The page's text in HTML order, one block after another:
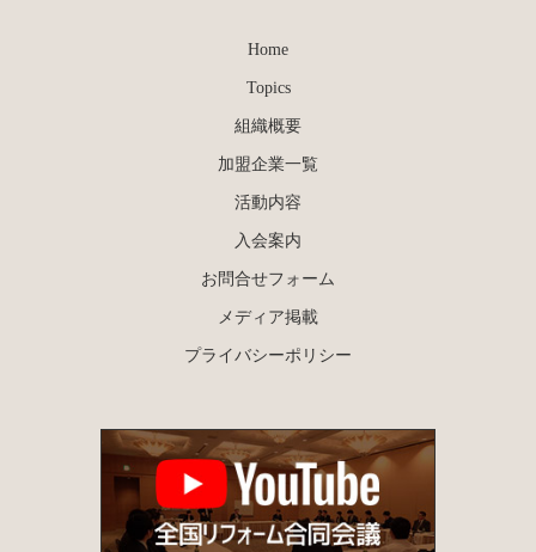
Home
Topics
組織概要
加盟企業一覧
活動内容
入会案内
お問合せフォーム
メディア掲載
プライバシーポリシー